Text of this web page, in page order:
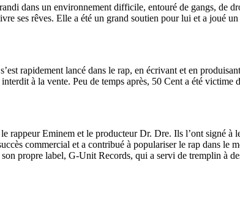
dans un environnement difficile, entouré de gangs, de
ses rêves. Elle a été un grand soutien pour lui et a joué
rapidement lancé dans le rap, en écrivant et en
à la vente. Peu de temps après, 50 Cent a été
rappeur Eminem et le producteur Dr. Dre. Ils l’ont signé
commercial et a contribué à populariser le rap dans le
propre label, G-Unit Records, qui a servi de tremplin à